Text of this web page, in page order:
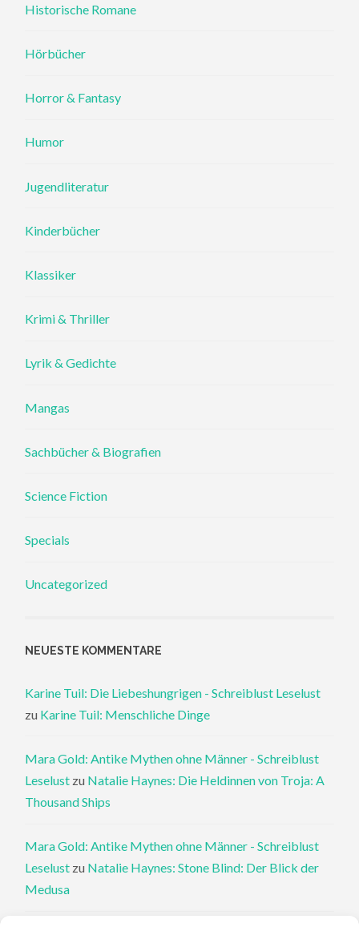
Historische Romane
Hörbücher
Horror & Fantasy
Humor
Jugendliteratur
Kinderbücher
Klassiker
Krimi & Thriller
Lyrik & Gedichte
Mangas
Sachbücher & Biografien
Science Fiction
Specials
Uncategorized
NEUESTE KOMMENTARE
Karine Tuil: Die Liebeshungrigen - Schreiblust Leselust
zu Karine Tuil: Menschliche Dinge
Mara Gold: Antike Mythen ohne Männer - Schreiblust
Leselust zu Natalie Haynes: Die Heldinnen von Troja: A
Thousand Ships
Mara Gold: Antike Mythen ohne Männer - Schreiblust
Leselust zu Natalie Haynes: Stone Blind: Der Blick der
Medusa